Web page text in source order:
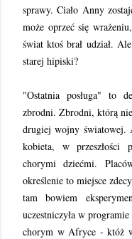
sprawy. Ciało Anny
może oprzeć się
świat ktoś brał udział.
starej hipiski?
"Ostatnia posługa" to
zbrodni. Zbrodni, którą
drugiej wojny światowej.
kobieta, w przeszłości
chorymi dziećmi.
określenie to miejsce
tam bowiem
uczestniczyła w
chorym w Afryce - któż